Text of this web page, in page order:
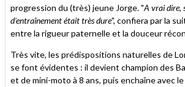
progression du (très) jeune Jorge. "A vrai dire,
d'entraînement était très dure", confiera par la
entre la rigueur paternelle et la douceur
Très vite, les prédispositions naturelles de
se font évidentes : il devient champion des
et de mini-moto à 8 ans, puis enchaîne avec